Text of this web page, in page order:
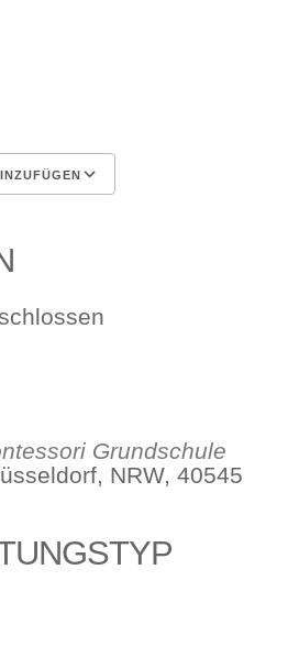
Grundschule
NRW, 40545